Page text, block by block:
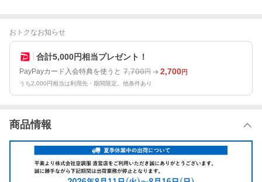
おトクなお知らせ
合計5,000円相当プレゼント！
PayPayカード入会特典を使うと 7,700円 2,700円
うち2,000円相当は利用先・期間限定。他条件あり
商品情報